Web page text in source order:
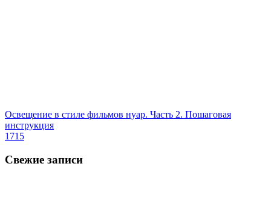
Освещение в стиле фильмов нуар. Часть 2. Пошаговая
инструкция
1715
Свежие записи